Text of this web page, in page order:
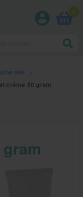
0
olie
créme 50 gram